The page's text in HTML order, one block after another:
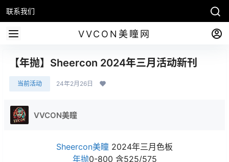
联系我们
VVCON美瞳网
【年抛】Sheercon 2024年三月活动新刊
当前活动 24年2月26日
VVCON美瞳
Sheercon美瞳 2024年三月色板
年抛0-800 含525/575